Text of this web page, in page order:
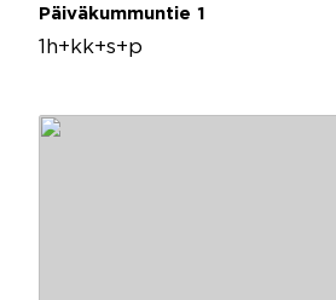
Päiväkummuntie 1
1h+kk+s+p